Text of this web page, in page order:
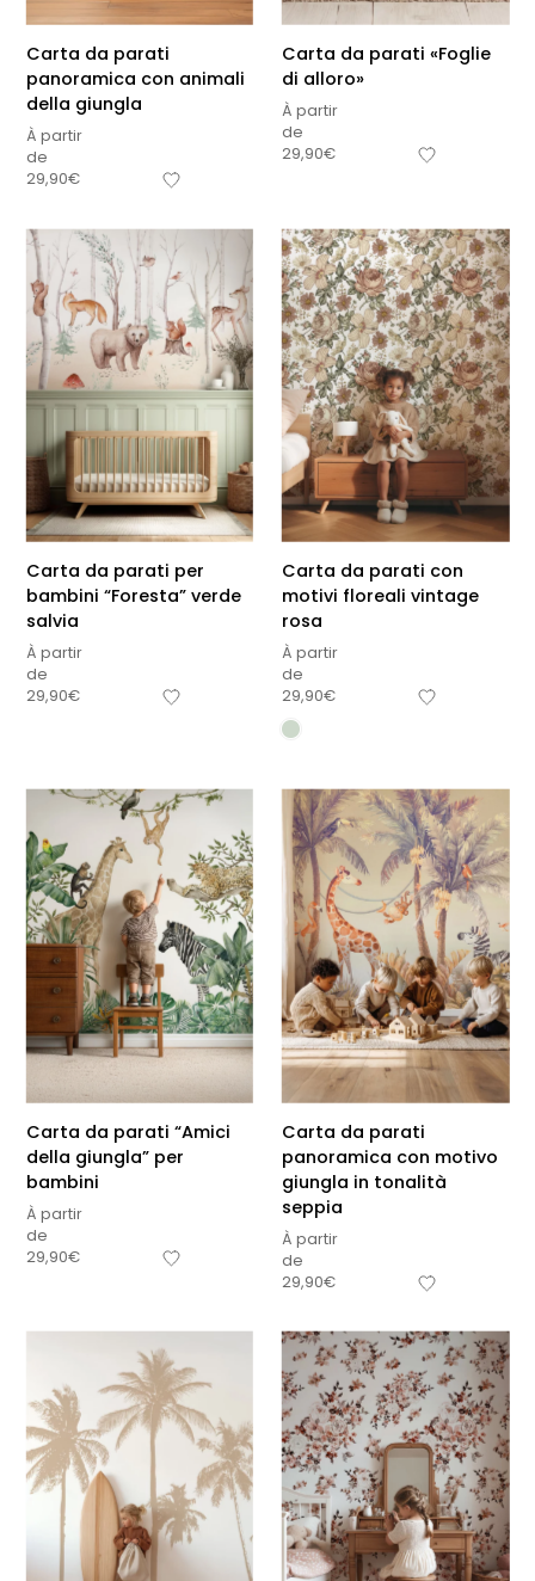
Carta da parati
panoramica con animali
della giungla
À partir
de
29,90€
Carta da parati «Foglie
di alloro»
À partir
de
29,90€
Carta da parati per
bambini “Foresta” verde
salvia
À partir
de
29,90€
Carta da parati con
motivi floreali vintage
rosa
À partir
de
29,90€
Carta da parati “Amici
della giungla” per
bambini
À partir
de
29,90€
Carta da parati
panoramica con motivo
giungla in tonalità
seppia
À partir
de
29,90€